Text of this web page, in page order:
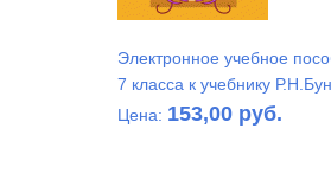
Электронное учебное
7 класса к учебнику
Цена: 153,00 руб.